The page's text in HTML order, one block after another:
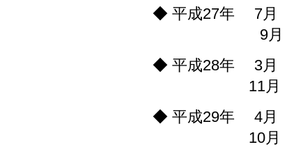
◆ 平成27年 7月
9月
◆ 平成28年 3月
11月
◆ 平成29年 4月
10月